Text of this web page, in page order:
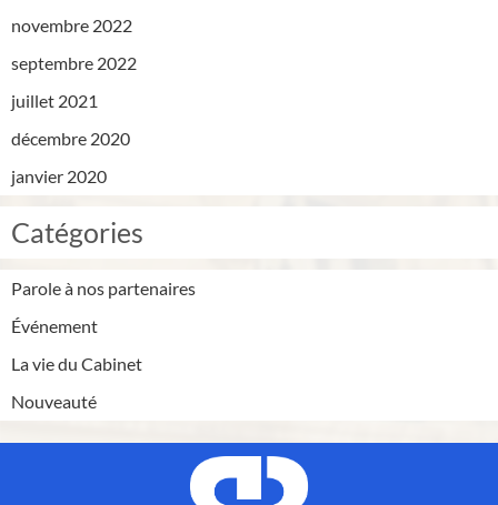
novembre 2022
septembre 2022
juillet 2021
décembre 2020
janvier 2020
Catégories
Parole à nos partenaires
Événement
La vie du Cabinet
Nouveauté